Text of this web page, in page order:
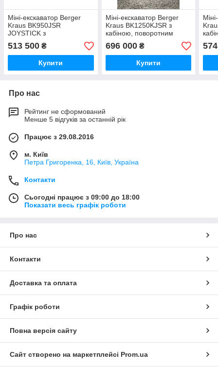
Міні-екскаватор Berger
Kraus BK950JSR
JOYSTICK з
регульованими
гусеницями на торсіонній
рамі та ковшем 380 мм
513 500 ₴
Купити
Міні-екскаватор Berger
Kraus BK1250KJSR з
кабіною, поворотним
рамою, регульованими
гусеницями та ковшем
380 мм
696 000₴
Купити
Про нас
Рейтинг не сформований
Менше 5 відгуків за останній рік
Працює з 29.08.2016
м. Київ
Петра Григоренка, 16, Київ, Україна
Контакти
Сьогодні працює з 09:00 до 18:00
Показати весь графік роботи
Про нас
Контакти
Доставка та оплата
Графік роботи
Повна версія сайту
Сайт створено на маркетплейсі Prom.ua